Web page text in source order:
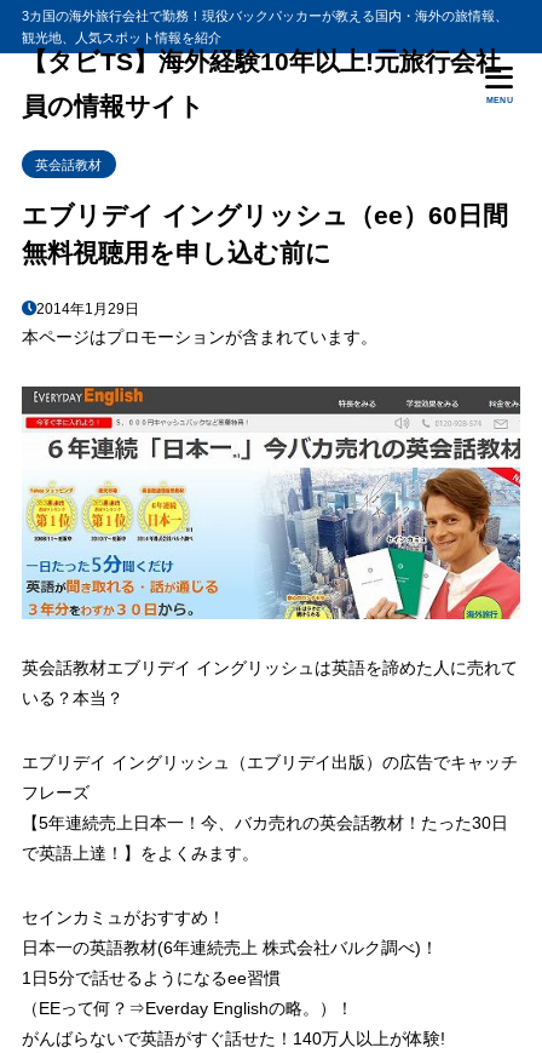
3カ国の海外旅行会社で勤務！現役バックパッカーが教える国内・海外の旅情報、
観光地、人気スポット情報を紹介
【タビTS】海外経験10年以上!元旅行会社
員の情報サイト
MENU
英会話教材
エブリデイ イングリッシュ（ee）60日間
無料視聴用を申し込む前に
2014年1月29日
本ページはプロモーションが含まれています。
英会話教材エブリデイ イングリッシュは英語を諦めた人に売れて
いる？本当？
エブリデイ イングリッシュ（エブリデイ出版）の広告でキャッチ
フレーズ
【5年連続売上日本一！今、バカ売れの英会話教材！たった30日
で英語上達！】 をよくみます。
セインカミュがおすすめ！
日本一の英語教材(6年連続売上 株式会社バルク調べ)！
1日5分で話せるようになるee習慣
（EEって何？⇒Everday Englishの略。）！
がんばらないで英語がすぐ話せた！140万人以上が体験!
目次
1.1 販売の手法はスピードラーニングと同じ？
2 聞き流すだけで身につく英語教材って本当？
3 英語を諦めた人に売れてる教材なんてありません！